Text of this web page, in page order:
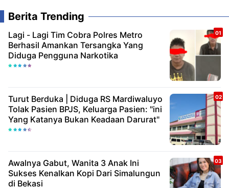
Berita Trending
Lagi - Lagi Tim Cobra Polres Metro
Berhasil Amankan Tersangka Yang
Diduga Pengguna Narkotika
Turut Berduka | Diduga RS Mardiwaluyo
Tolak Pasien BPJS, Keluarga Pasien: "ini
Yang Katanya Bukan Keadaan Darurat"
Awalnya Gabut, Wanita 3 Anak Ini
Sukses Kenalkan Kopi Dari Simalungun
di Bekasi